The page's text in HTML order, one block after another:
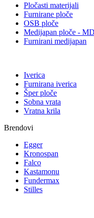
Pločasti materijali
Furnirane ploče
OSB ploče
Medijapan ploče -
Furnirani medijapan
Iverica
Furnirana iverica
Šper ploče
Sobna vrata
Vratna krila
Brendovi
Egger
Kronospan
Falco
Kastamonu
Fundermax
Stilles